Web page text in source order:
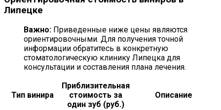
Липецке
Важно: Приведенные ниже цены являются
ориентировочными. Для получения точной
информации обратитесь в конкретную
стоматологическую клинику Липецка для
консультации и составления плана лечения.
Тип винира
Приблизительная
стоимость за
один зуб (руб.)
Описание